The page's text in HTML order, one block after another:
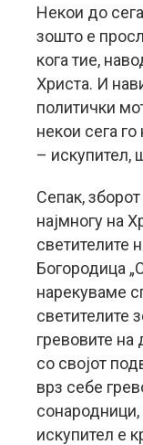
Некои до
зошто е
кога тие,
Христа. И
политички
некои сега го
– искупител,
Сепак,
најмногу на
светителите
Богородица
нарекуваме
светителите
гревовите на
со својот
врз себе
сонародници,
искупител е